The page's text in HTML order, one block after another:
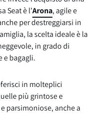
Seat è l’Arona, agile e
per destreggiarsi in
la scelta ideale è la
in grado di
e bagagli.
in molteplici
più grintose e
parsimoniose, anche a